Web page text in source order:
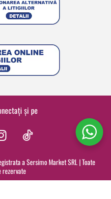
și pe
I
s
t
a Sersimo Market SRL | Toate